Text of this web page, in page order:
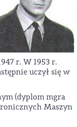
r. W 1953 r.
uczył się w
(dyplom mgra
Maszyn